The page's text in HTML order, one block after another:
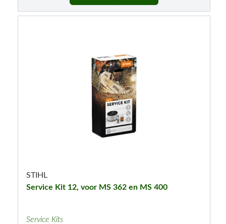
STIHL
Service Kit 12, voor MS 362 en MS 400
Service Kits